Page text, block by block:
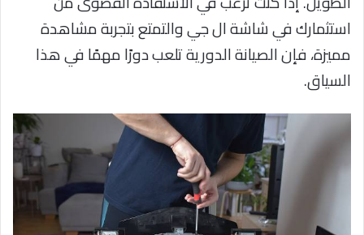
استثمارك في شاشة ال جي والتمتع بتجربة مشاهدة
مميزة، فإن الصيانة الدورية تلعب دورًا مهمًا في هذا
السياق.